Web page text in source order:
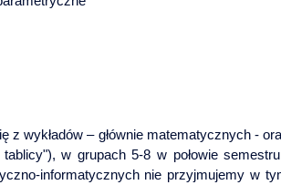
z wykładów – głównie matematycznych -
w grupach 5-8 w połowie
informatycznych nie przyjmujemy w